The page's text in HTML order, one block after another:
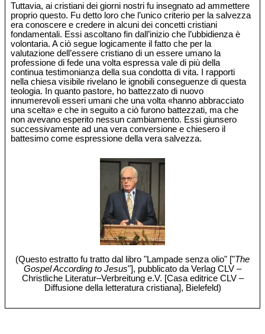
Tuttavia, ai cristiani dei giorni nostri fu insegnato ad ammettere
proprio questo. Fu detto loro che l’unico criterio per la salvezza
era conoscere e credere in alcuni dei concetti cristiani
fondamentali. Essi ascoltano fin dall’inizio che l’ubbidienza è
volontaria. A ciò segue logicamente il fatto che per la
valutazione dell’essere cristiano di un essere umano la
professione di fede una volta espressa vale di più della
continua testimonianza della sua condotta di vita. I rapporti
nella chiesa visibile rivelano le ignobili conseguenze di questa
teologia. In quanto pastore, ho battezzato di nuovo
innumerevoli esseri umani che una volta «hanno abbracciato
una scelta» e che in seguito a ciò furono battezzati, ma che
non avevano esperito nessun cambiamento. Essi giunsero
successivamente ad una vera conversione e chiesero il
battesimo come espressione della vera salvezza.
(Questo estratto fu tratto dal libro "Lampade senza olio" ["The
Gospel According to Jesus"], pubblicato da Verlag CLV –
Christliche Literatur‒Verbreitung e.V. [Casa editrice CLV –
Diffusione della letteratura cristiana], Bielefeld)